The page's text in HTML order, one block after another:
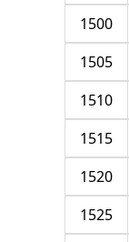
1500
1505
1510
1515
1520
1525